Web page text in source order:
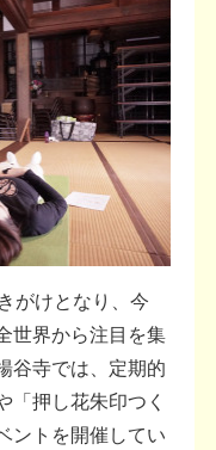
がけとなり、今
世界から注目を集
谷寺では、定期的
「押し花朱印つく
ントを開催してい